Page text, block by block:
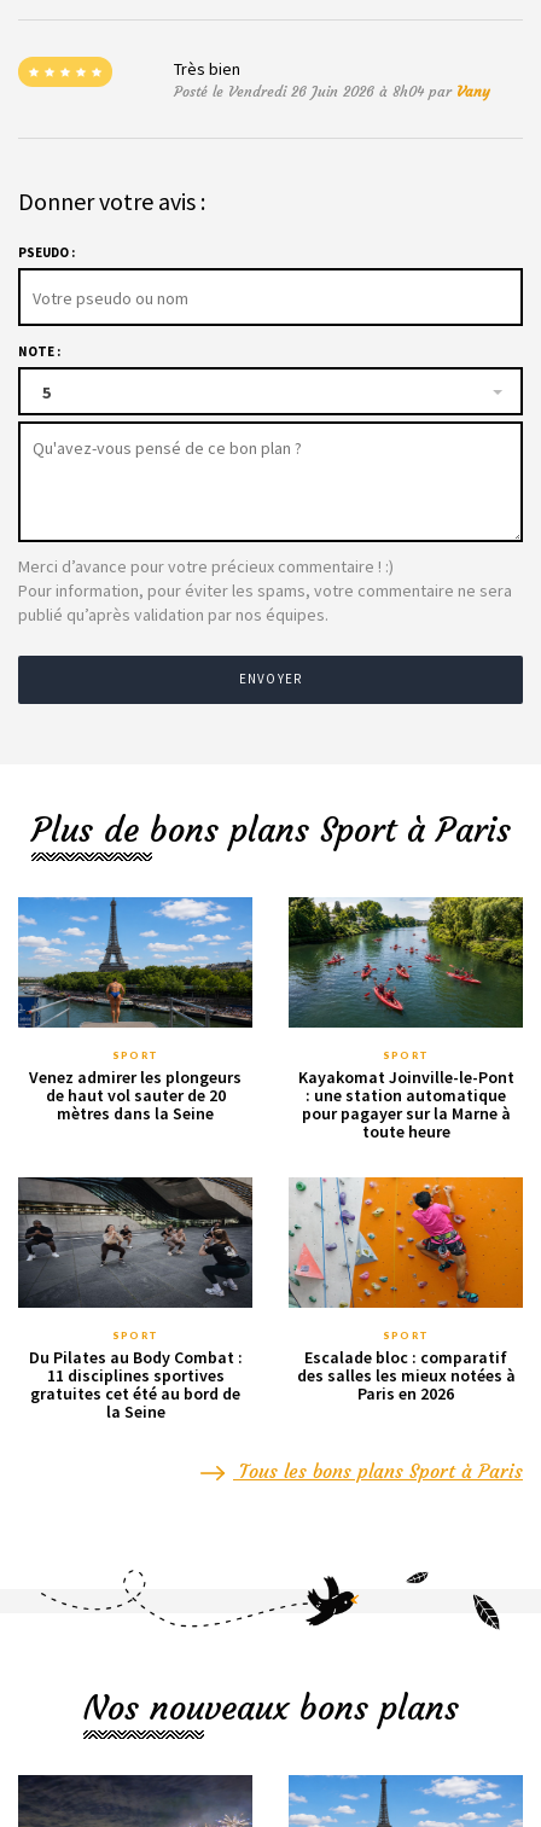
Très bien
Posté le Vendredi 26 Juin 2026 à 8h04 par Vany
Donner votre avis :
PSEUDO :
NOTE :
5
Merci d’avance pour votre précieux commentaire ! :)
Pour information, pour éviter les spams, votre commentaire ne sera
publié qu’après validation par nos équipes.
ENVOYER
Plus de bons plans Sport à Paris
SPORT
Venez admirer les plongeurs
de haut vol sauter de 20
mètres dans la Seine
SPORT
Kayakomat Joinville-le-Pont
: une station automatique
pour pagayer sur la Marne à
toute heure
SPORT
Du Pilates au Body Combat :
11 disciplines sportives
gratuites cet été au bord de
la Seine
SPORT
Escalade bloc : comparatif
des salles les mieux notées à
Paris en 2026
Tous les bons plans Sport à Paris
Nos nouveaux bons plans